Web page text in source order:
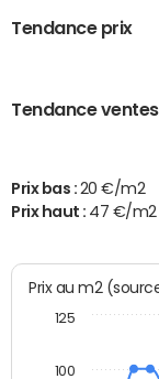
Tendance prix
Tendance ventes
Prix bas : 20 €/m2
Prix haut : 47 €/m2
Prix au m2
100
125